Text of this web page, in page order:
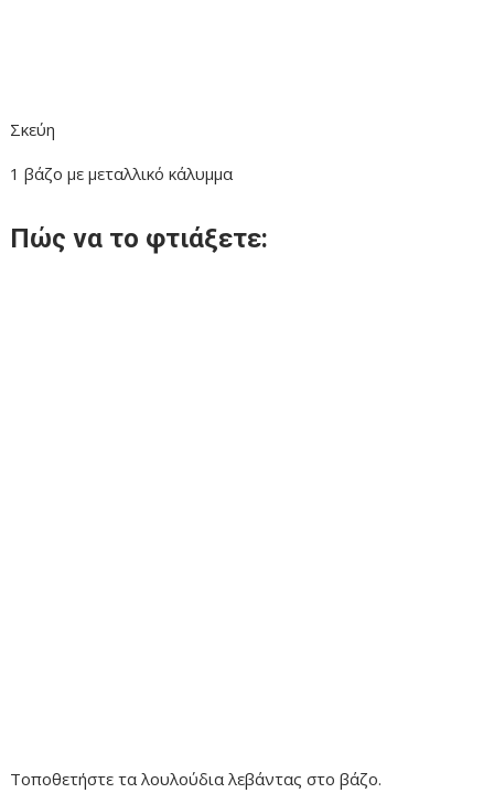
Σκεύη
1 βάζο με μεταλλικό κάλυμμα
Πώς να το φτιάξετε:
Τοποθετήστε τα λουλούδια λεβάντας στο βάζο.